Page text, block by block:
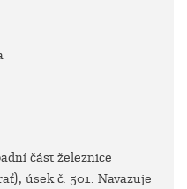
část železnice
úsek č. 501. Navazuje